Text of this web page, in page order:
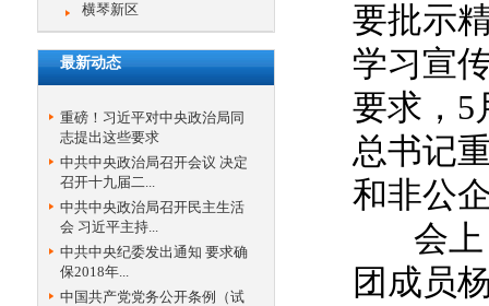
横琴新区
最新动态
重磅！习近平对中央政治局同
志提出这些要求
中共中央政治局召开会议 决定
召开十九届二...
中共中央政治局召开民主生活
会 习近平主持...
中共中央纪委发出通知 要求确
保2018年...
中国共产党党务公开条例（试
要批示
学习宣
要求，5
总书记
和非公
会上
团成员